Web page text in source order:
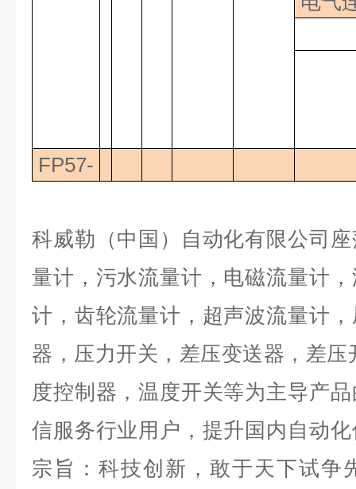
FP57-
科威勒（中国）自动化有限公司
量计，污水流量计，电磁流量计
计，齿轮流量计，超声波流量计
器，压力开关，差压变送器，差
度控制器，温度开关等为主导产
信服务行业用户，提升国内自动
宗旨：科技创新，敢于天下试争